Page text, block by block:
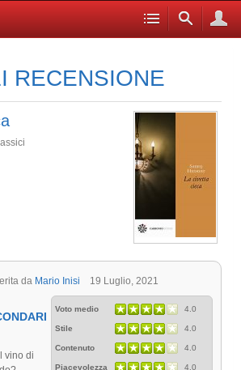
RECENSIONE
da Mario Inisi 19 Luglio, 2021
Voto medio 4.0
Stile 4.0
Contenuto 4.0
Piacevolezza 4.0
vino di